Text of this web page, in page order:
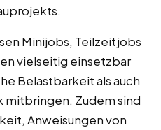
Minijobs, Teilzeitjobs
vielseitig einsetzbar
Belastbarkeit als auch
mitbringen. Zudem sind
Anweisungen von